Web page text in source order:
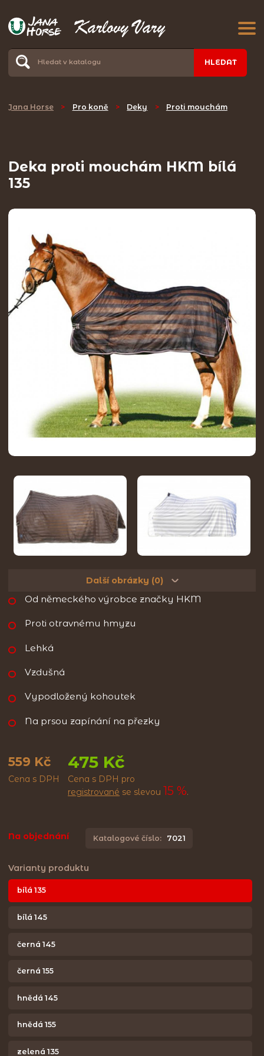
HLEDAT
Jana Horse > Pro koně > Deky > Proti mouchám
Deka proti mouchám HKM bílá
135
Další obrázky (0)
Od německého výrobce značky HKM
Proti otravnému hmyzu
Lehká
Vzdušná
Vypodložený kohoutek
Na prsou zapínání na přezky
559 Kč
Cena s DPH
475 Kč
Cena s DPH pro
registrované se slevou 15 %.
Na objednání Katalogové číslo: 7021
Varianty produktu
bílá 135
bílá 145
černá 145
černá 155
hnědá 145
hnědá 155
zelená 135